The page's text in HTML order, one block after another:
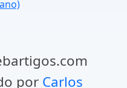
por Carlos